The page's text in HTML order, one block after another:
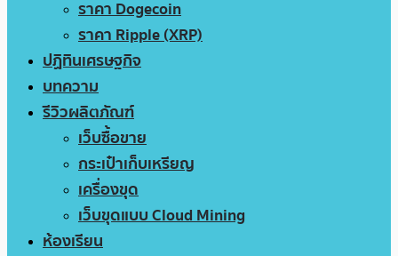
ราคา Dogecoin
ราคา Ripple (XRP)
ปฏิทินเศรษฐกิจ
บทความ
รีวิวผลิตภัณฑ์
เว็บซื้อขาย
กระเป๋าเก็บเหรียญ
เครื่องขุด
เว็บขุดแบบ Cloud Mining
ห้องเรียน